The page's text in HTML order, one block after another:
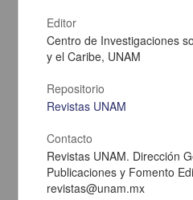
Esplendor y ceniza
Caribe, UNAM
2021-02-05
Multidisciplina
Editor
Centro de Investigaciones
y el Caribe, UNAM
Repositorio
Revistas UNAM
Contacto
Revistas UNAM. Dirección
Publicaciones y Fomento
revistas@unam.mx